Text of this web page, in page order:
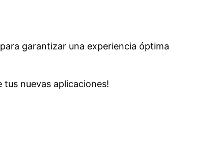
garantizar una experiencia óptima
tus nuevas aplicaciones!